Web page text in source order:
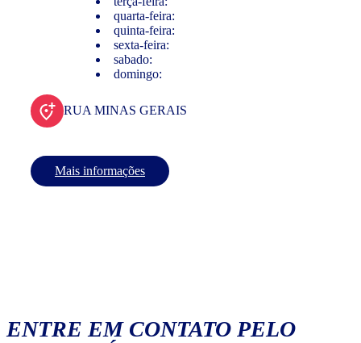
quarta-feira:
quinta-feira:
sexta-feira:
sabado:
domingo:
RUA MINAS GERAIS
Mais informações
ENTRE EM CONTATO PELO